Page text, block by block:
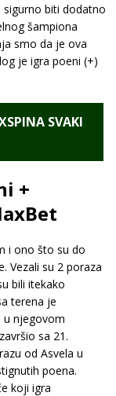
sigurno biti dodatno
šampiona
smo da je ova
je igra poeni (+)
SVAKI
+
i ono što su do
Vezali su 2 poraza
bili itekako
terena je
u njegovom
sa 21.
od Asvela u
poena.
koji igra